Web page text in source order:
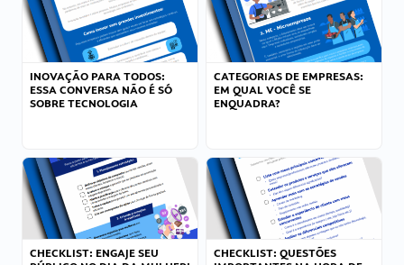
INOVAÇÃO PARA TODOS:
ESSA CONVERSA NÃO É SÓ
SOBRE TECNOLOGIA
CATEGORIAS DE EMPRESAS:
EM QUAL VOCÊ SE
ENQUADRA?
CHECKLIST: ENGAJE SEU
CHECKLIST: QUESTÕES